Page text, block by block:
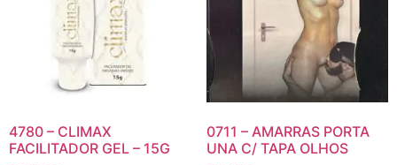
4780 – CLIMAX
FACILITADOR GEL – 15G
0711 – AMARRAS PORTA
UNA C/ TAPA OLHOS